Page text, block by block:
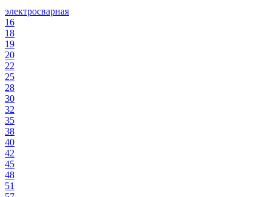
электросварная
16
18
19
20
22
25
28
30
32
35
38
40
42
45
48
51